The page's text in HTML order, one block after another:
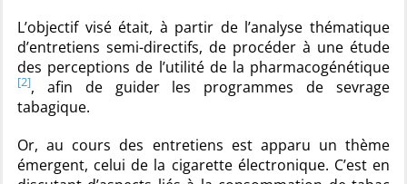
L’objectif visé était, à partir de l’analyse thématique
d’entretiens semi-directifs, de procéder à une étude
des perceptions de l’utilité de la pharmacogénétique
[2], afin de guider les programmes de sevrage
tabagique.
Or, au cours des entretiens est apparu un thème
émergent, celui de la cigarette électronique. C’est en